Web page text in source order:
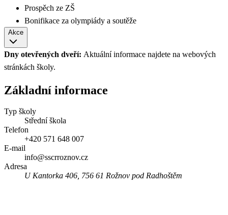
Prospěch ze ZŠ
Bonifikace za olympiády a soutěže
Akce
Dny otevřených dveří: Aktuální informace najdete na webových
stránkách školy.
Základní informace
Typ školy
Střední škola
Telefon
+420 571 648 007
E-mail
info@sscrroznov.cz
Adresa
U Kantorka 406, 756 61 Rožnov pod Radhoštěm